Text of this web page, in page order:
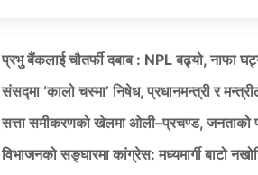
प्रभु बैंकलाई चौतर्फी दबाब : NPL बढ्यो, नाफा
संसद्मा ‘कालो चस्मा’ निषेध, प्रधानमन्त्री र
सत्ता समीकरणको खेलमा ओली–प्रचण्ड, जनताको
विभाजनको सङ्घारमा कांग्रेस: मध्यमार्गी बाटो